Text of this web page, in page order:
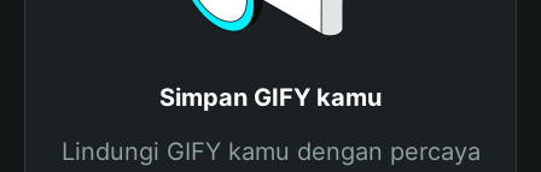
Simpan GIFY kamu
Lindungi GIFY kamu dengan percaya